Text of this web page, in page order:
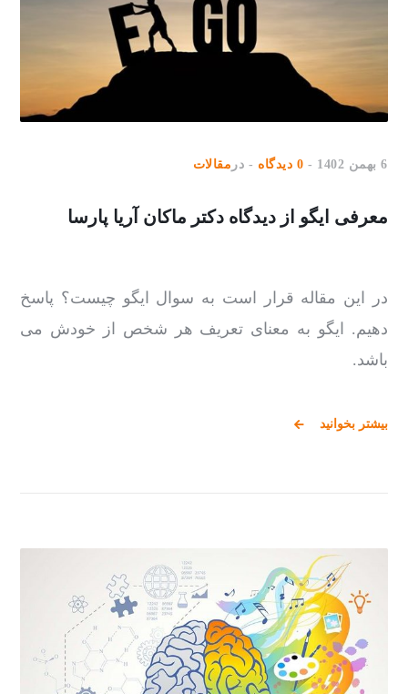
6 بهمن 1402 0 دیدگاه در مقالات
معرفی ایگو از دیدگاه دکتر ماکان آریا پارسا
در این مقاله قرار است به سوال ایگو چیست؟ پاسخ
دهیم. ایگو به معنای تعریف هر شخص از خودش می
باشد.
بیشتر بخوانید